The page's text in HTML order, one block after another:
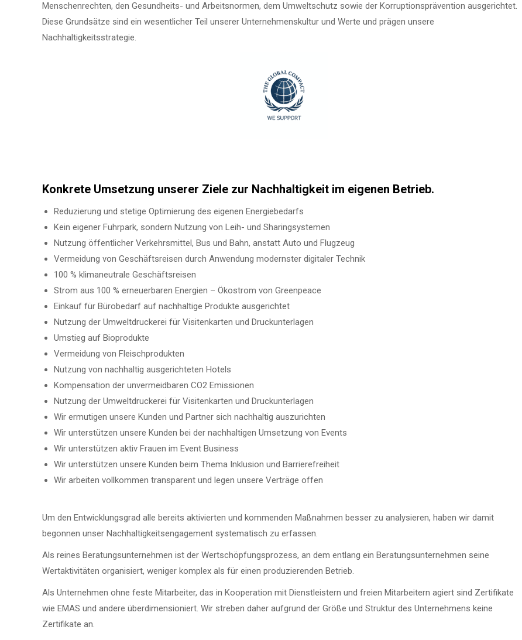
Menschenrechten, den Gesundheits- und Arbeitsnormen, dem Umweltschutz sowie der Korruptionsprävention ausgerichtet.
Diese Grundsätze sind ein wesentlicher Teil unserer Unternehmenskultur und Werte und prägen unsere
Nachhaltigkeitsstrategie.
Konkrete Umsetzung unserer Ziele zur Nachhaltigkeit im eigenen Betrieb.
Reduzierung und stetige Optimierung des eigenen Energiebedarfs
Kein eigener Fuhrpark, sondern Nutzung von Leih- und Sharingsystemen
Nutzung öffentlicher Verkehrsmittel, Bus und Bahn, anstatt Auto und Flugzeug
Vermeidung von Geschäftsreisen durch Anwendung modernster digitaler Technik
100 % klimaneutrale Geschäftsreisen
Strom aus 100 % erneuerbaren Energien – Ökostrom von Greenpeace
Einkauf für Bürobedarf auf nachhaltige Produkte ausgerichtet
Nutzung der Umweltdruckerei für Visitenkarten und Druckunterlagen
Umstieg auf Bioprodukte
Vermeidung von Fleischprodukten
Nutzung von nachhaltig ausgerichteten Hotels
Kompensation der unvermeidbaren CO2 Emissionen
Nutzung der Umweltdruckerei für Visitenkarten und Druckunterlagen
Wir ermutigen unsere Kunden und Partner sich nachhaltig auszurichten
Wir unterstützen unsere Kunden bei der nachhaltigen Umsetzung von Events
Wir unterstützen aktiv Frauen im Event Business
Wir unterstützen unsere Kunden beim Thema Inklusion und Barrierefreiheit
Wir arbeiten vollkommen transparent und legen unsere Verträge offen
Um den Entwicklungsgrad alle bereits aktivierten und kommenden Maßnahmen besser zu analysieren, haben wir damit
begonnen unser Nachhaltigkeitsengagement systematisch zu erfassen.
Als reines Beratungsunternehmen ist der Wertschöpfungsprozess, an dem entlang ein Beratungsunternehmen seine
Wertaktivitäten organisiert, weniger komplex als für einen produzierenden Betrieb.
Als Unternehmen ohne feste Mitarbeiter, das in Kooperation mit Dienstleistern und freien Mitarbeitern agiert sind Zertifikate
wie EMAS und andere überdimensioniert. Wir streben daher aufgrund der Größe und Struktur des Unternehmens keine
Zertifikate an.